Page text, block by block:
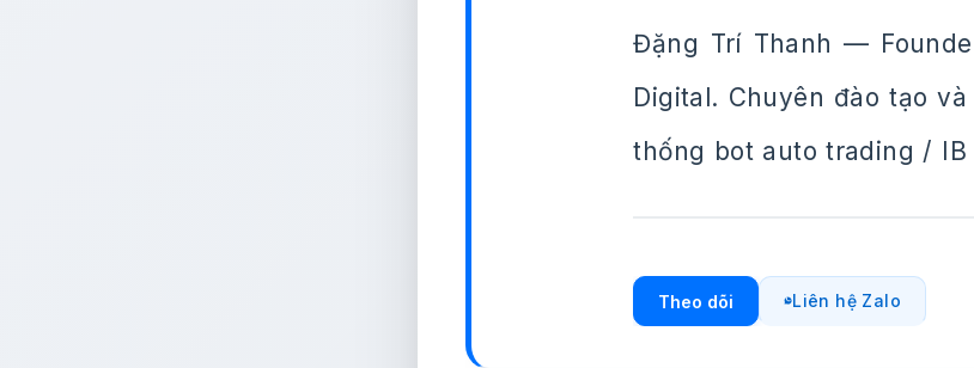
Đặng Trí Thanh —
Digital. Chuyên đào tạo
thống bot auto trading /
Theo dõi Liên hệ Zalo